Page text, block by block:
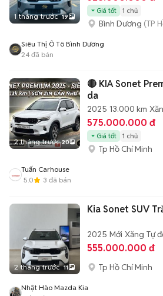
1 tháng trước 19
Giá tốt 1 chủ
Bình Dương (TP
Siêu Thị Ô Tô Bình Dương
24 đã bán
2 tháng trước 20
🔴 KIA Sonet
da
2025 13.000 km
575.000.000 đ
Giá tốt 1 chủ
Tp Hồ Chí Minh
Tuấn Carhouse
5.0
3 đã bán
2 tháng trước 11
Kia Sonet SUV
2025 Mới Xăng Tự
555.000.000 đ
Tp Hồ Chí Minh
Nhật Hào Mazda Kia